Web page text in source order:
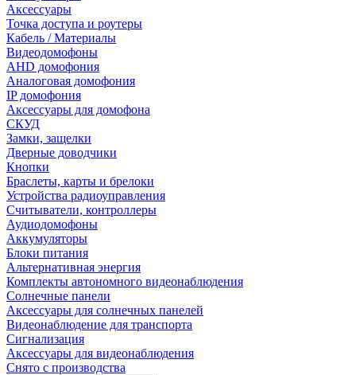
Аксессуары
Точка доступа и роутеры
Кабель / Материалы
Видеодомофоны
AHD домофония
Аналоговая домофония
IP домофония
Аксессуары для домофона
СКУД
Замки, защелки
Дверные доводчики
Кнопки
Браслеты, карты и брелоки
Устройства радиоуправления
Считыватели, контроллеры
Аудиодомофоны
Аккумуляторы
Блоки питания
Альтернативная энергия
Комплекты автономного видеонаблюдения
Солнечные панели
Аксессуары для солнечных панелей
Видеонаблюдение для транспорта
Сигнализация
Аксессуары для видеонаблюдения
Снято с производства